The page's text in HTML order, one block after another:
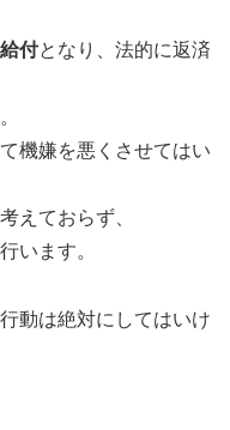
付となり、法的に返済
機嫌を悪くさせてはい
えておらず、
います。
動は絶対にしてはいけ